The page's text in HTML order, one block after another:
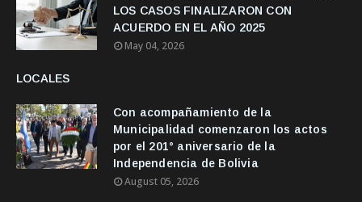
LOS CASOS FINALIZARON CON
ACUERDO EN EL AÑO 2025
May 04, 2026
LOCALES
Con acompañamiento de la
Municipalidad comenzaron los actos
por el 201° aniversario de la
Independencia de Bolivia
August 05, 2026